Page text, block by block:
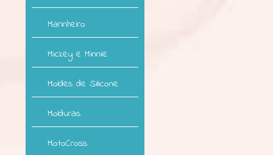
Marinheiro
Mickey e Minnie
Moldes de Silicone
Molduras
MotoCross